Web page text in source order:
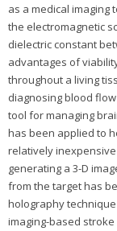
as a medical imaging
the electromagnetic
dielectric constant
advantages of
throughout a living
diagnosing blood
tool for managing
has been applied to
relatively
generating a 3-D
from the target has
holography
imaging-based